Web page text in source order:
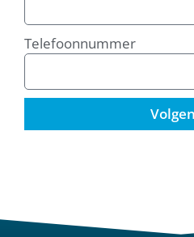
Telefoonnummer